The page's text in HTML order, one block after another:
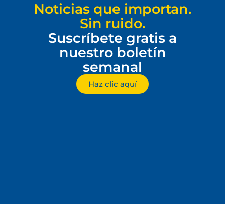
Noticias que importan.
Sin ruido.
Suscríbete gratis a
nuestro boletín
semanal
Haz clic aquí